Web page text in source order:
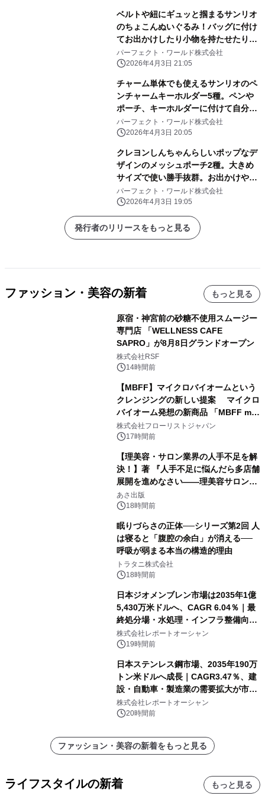
ベルトや紐にギュッと掴まるサンリオ
のちょこんぬいぐるみ！バッグに付け
てお出かけしたり小物を持たせたりと
自由に楽しめる！
パーフェクト・ワールド株式会社
2026年4月3日 21:05
チャーム単体でも使えるサンリオのペ
ンチャームキーホルダー5種。ペンや
ポーチ、キーホルダーに付けて自分だ
けのアレンジしよう
パーフェクト・ワールド株式会社
2026年4月3日 20:05
クレヨンしんちゃんらしいポップなデ
ザインのメッシュポーチ2種。大きめ
サイズで使い勝手抜群。お出かけや旅
行にぜひ！
パーフェクト・ワールド株式会社
2026年4月3日 19:05
発行者のリリースをもっと見る
ファッション・美容の新着 もっと見る
原宿・神宮前の砂糖不使用スムージー
専門店 「WELLNESS CAFE
SAPRO」が8月8日グランドオープン
株式会社RSF
14時間前
【MBFF】マイクロバイオームという
クレンジングの新しい提案 マイクロ
バイオーム発想の新商品 「MBFF mb
クレンジングPRO」を2026年8月6日
発売
株式会社フローリストジャパン
17時間前
【理美容・サロン業界の人手不足を解
決！】著 『人手不足に悩んだら多店舗
展開を進めなさい――理美容サロン
「多店舗展開」の教科書』2026年8月
24日（月）発売
あさ出版
18時間前
眠りづらさの正体──シリーズ第2回 人
は寝ると「腹腔の余白」が消える──
呼吸が弱まる本当の構造的理由
トラタニ株式会社
18時間前
日本ジオメンブレン市場は2035年1億
5,430万米ドルへ、CAGR 6.04％｜最
終処分場・水処理・インフラ整備向け
需要拡大
株式会社レポートオーシャン
19時間前
日本ステンレス鋼市場、2035年190万
トン米ドルへ成長｜CAGR3.47％、建
設・自動車・製造業の需要拡大が市場
を牽引
株式会社レポートオーシャン
20時間前
ファッション・美容の新着をもっと見る
ライフスタイルの新着 もっと見る